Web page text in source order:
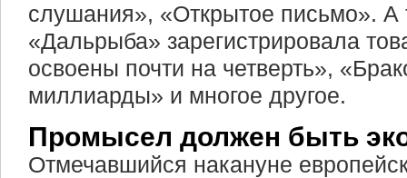
слушания», «Открытое письмо».
«Дальрыба» зарегистрировала
освоены почти на четверть»,
миллиарды» и многое другое.
Промысел должен быть
Отмечавшийся накануне